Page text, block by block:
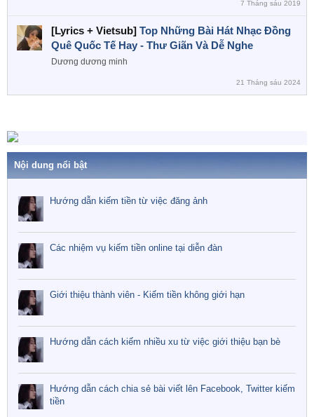
7 Tháng sáu 2019
[Lyrics + Vietsub] Top Những Bài Hát Nhạc Đồng
Quê Quốc Tế Hay - Thư Giãn Và Dễ Nghe
Dương dương minh
21 Tháng sáu 2024
Nội dung nổi bật
Hướng dẫn kiếm tiền từ việc đăng ảnh
Các nhiệm vụ kiếm tiền online tại diễn đàn
Giới thiệu thành viên - Kiếm tiền không giới hạn
Hướng dẫn cách kiếm nhiều xu từ việc giới thiệu bạn bè
Hướng dẫn cách chia sẻ bài viết lên Facebook, Twitter kiếm
tiền